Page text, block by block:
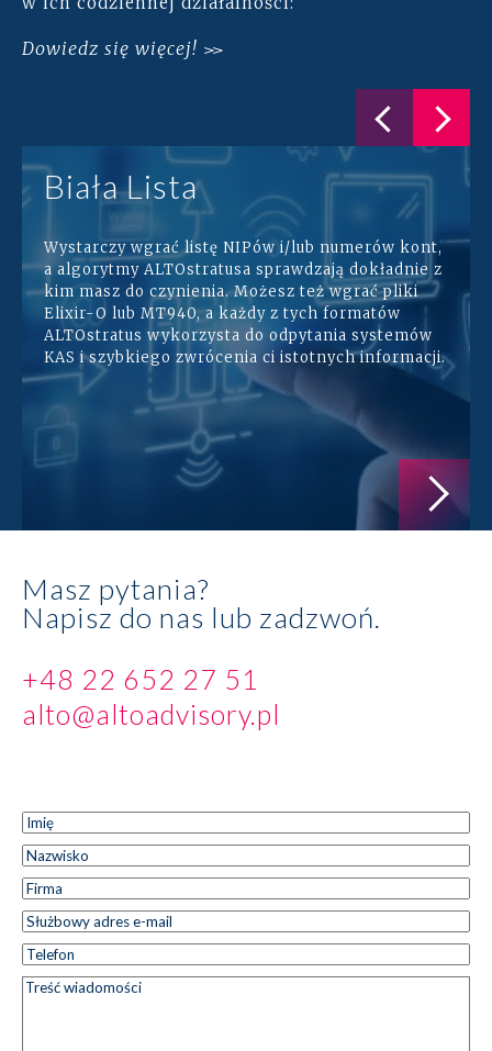
Dowiedz się więcej!
Biała Lista
Wystarczy wgrać listę NIPów i/lub numerów kont,
a algorytmy ALTOstratusa sprawdzają dokładnie z
kim masz do czynienia. Możesz też wgrać pliki
Elixir-O lub MT940, a każdy z tych formatów
ALTOstratus wykorzysta do odpytania systemów
KAS i szybkiego zwrócenia ci istotnych informacji.
Masz pytania?
Napisz do nas lub zadzwoń.
+48 22 652 27 51
alto@altoadvisory.pl
Imię*
Imię
Nazwisko
Nazwisko
Firma
Służbowy
adres e-
mail
*
Telefon
Treść
*